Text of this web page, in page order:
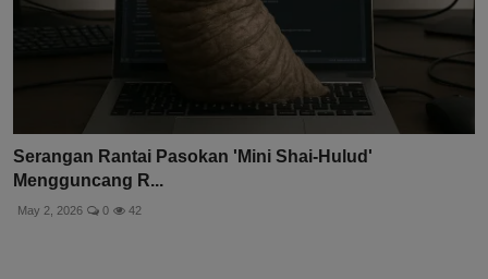
Serangan Rantai Pasokan 'Mini Shai-Hulud'
Mengguncang R...
May 2, 2026 0 42